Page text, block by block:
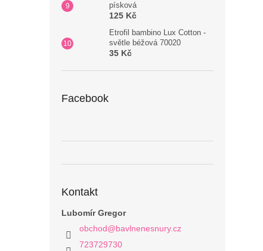
písková
125 Kč
Etrofil bambino Lux Cotton -
světle béžová 70020
35 Kč
Facebook
Kontakt
Lubomír Gregor
obchod@bavlnenesnury.cz
723729730